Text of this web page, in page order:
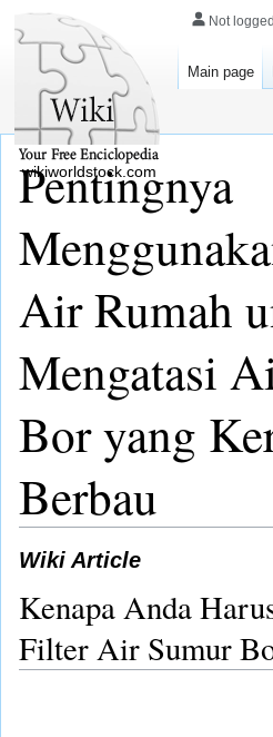
Pentingnya
Air Rumah
Mengatasi
Bor yang
Berbau
Wiki Article
Kenapa Anda
Filter Air Sumur
Not
Main page
wikiworldstock.com